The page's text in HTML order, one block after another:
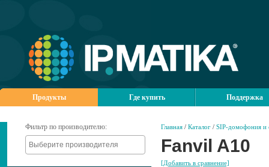
Продукты Где купить Поддержка
Фильтр по производителю: Главная / Каталог / SIP-домофония и
Fanvil A10
[Добавить в сравнение]